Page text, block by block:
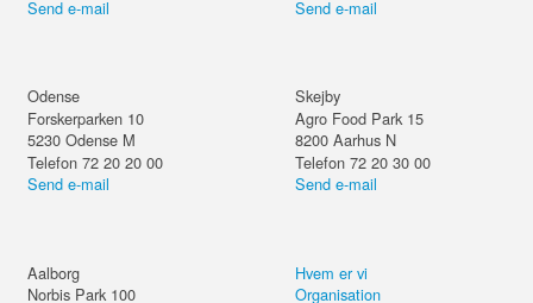
Send e-mail
Send e-mail
Odense
Forskerparken 10
5230 Odense M
Telefon 72 20 20 00
Send e-mail
Skejby
Agro Food Park 15
8200 Aarhus N
Telefon 72 20 30 00
Send e-mail
Aalborg
Norbis Park 100
Hvem er vi
Organisation